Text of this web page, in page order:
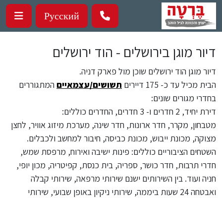
דילוג לתוכן העיקרי
Русский
דיור מוגן בירושלים - הוד ירושלים
דיור מוגן הוד ירושלים שוכן מול פארק דניה.
הבית מכיל עד כ- 175 דיירים
תשושים/עצמאייםהמתגוררים
בחדרי מגורים שונים:
דירת יחיד, 2 חדרים ו- 3 חדרים, החדרים כוללים:
מטבחון, מקרר, חדר ארונות, חדר שינה, מערכת מיזוג אוויר, לחצן
מצוקה, מכונת ייבוש, מכונת כביסה, חיבור למחשב ולכבלים.
השטחים הציבוריים כוללים: פינות ישיבה ואירוח, מרפסת שמש,
חדרי תרבות, חדר כושר, ספריה, בית כנסת, קפיטריה, מכון יופי,
חניה ועוד. בין השירותים ישנם שירותי מרפאה, שירותי קבלה
ואבטחה 24 שעות ביממה, שירותי ניקיון באופן שבועי, שירותי